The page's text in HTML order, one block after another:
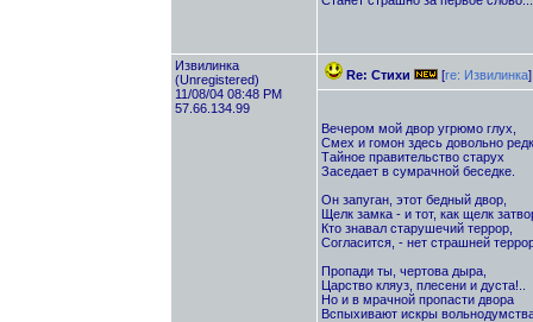
Извилинка
(Unregistered)
11/08/04 08:48 PM
57.66.134.99
Re: Стихи [re: Извилинка]
Вечером мой двор угрюмо глух,
Смех и гомон здесь довольно
Тайное правительство старух
Заседает в сумрачной беседке.
Он запуган, этот бедный двор,
Щелк замка - и тот, как щелк
Кто знавал старушечий террор,
Согласится, - нет страшней
Пропади ты, чертова дыра,
Царство кляуз, плесени и дуста!..
Но и в мрачной пропасти двора
Вспыхивают искры